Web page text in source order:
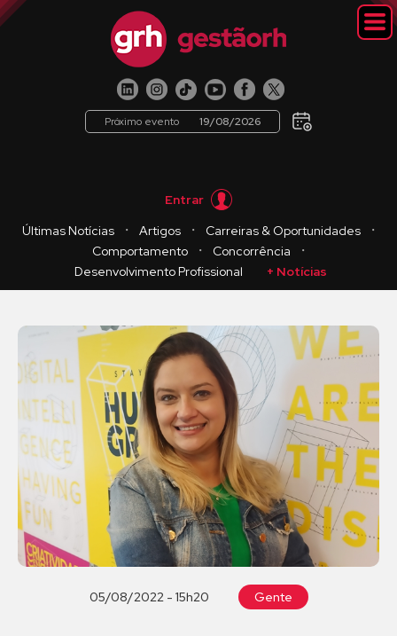
Próximo evento 19/08/2026
Entrar
Últimas Notícias
・ Artigos ・ Carreiras & Oportunidades
・
Comportamento
・ Concorrência
・
Desenvolvimento Profissional
+ Notícias
05/08/2022 - 15h20 Gente